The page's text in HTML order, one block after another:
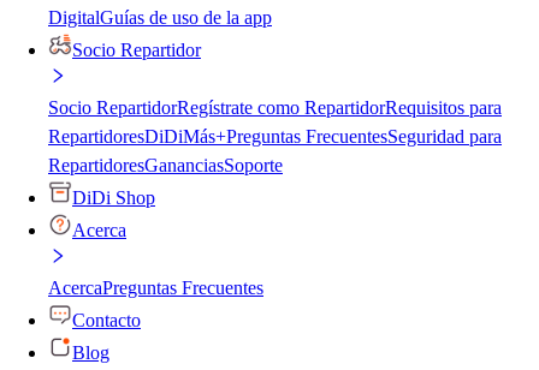
DigitalGuías de uso de la app
Socio Repartidor
Socio RepartidorRegístrate como RepartidorRequisitos para
RepartidoresDiDiMás+Preguntas FrecuentesSeguridad para
RepartidoresGananciasSoporte
DiDi Shop
Acerca
AcercaPreguntas Frecuentes
Contacto
Blog